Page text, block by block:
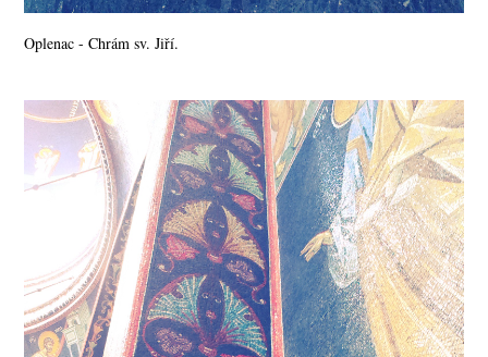
Oplenac - Chrám sv. Jiří.